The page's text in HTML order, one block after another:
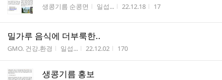
게시판명
생콩기름 순콩면 작성자
일섭... 작성시간
22.12.18 조회수
17
밀가루 음식에 더부룩한..
게시판명
GMO. 건강.환경 작성자
일섭... 작성시간
22.12.02 조회수
170
생콩기름 홍보